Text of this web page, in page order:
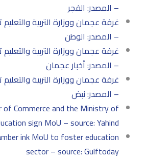
– المصدر: الفجر
غرفة عجمان ووزارة التربية
– المصدر: الوطن
غرفة عجمان ووزارة التربية
– المصدر: أخبار عجمان
غرفة عجمان ووزارة التربية
– المصدر: نبض
of Commerce and the Ministry of
sign MoU – source: Yahind
ink MoU to foster education
sector – source: Gulftoday